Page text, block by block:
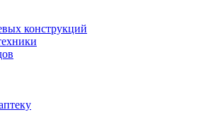
конструкций